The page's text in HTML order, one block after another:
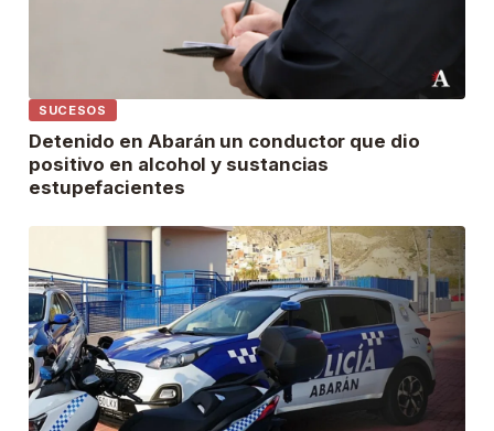
SUCESOS
Detenido en Abarán un conductor que dio
positivo en alcohol y sustancias
estupefacientes